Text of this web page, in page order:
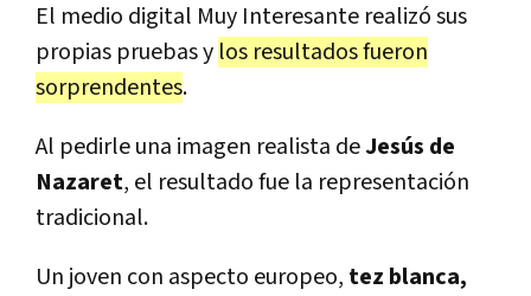
El medio digital Muy Interesante realizó sus
propias pruebas y los resultados fueron
sorprendentes.
Al pedirle una imagen realista deJesús de
Nazaret, el resultado fue la representación
tradicional.
Un joven con aspecto europeo, tez blanca,